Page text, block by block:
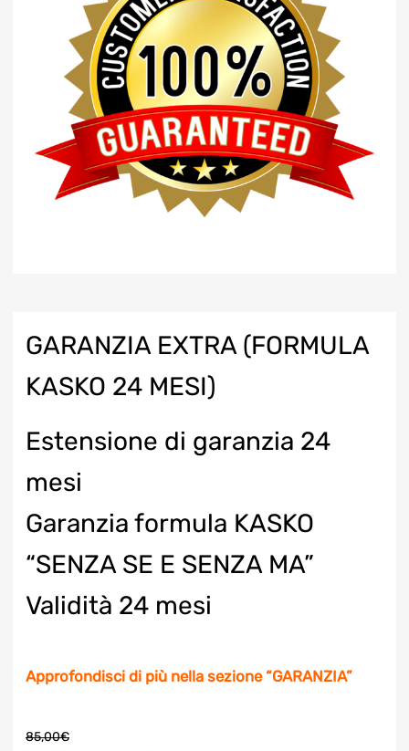
GARANZIA EXTRA (FORMULA
KASKO 24 MESI)
Estensione di garanzia 24
mesi
Garanzia formula KASKO
“SENZA SE E SENZA MA”
Validità 24 mesi
Approfondisci di più nella sezione “GARANZIA”
85,00€